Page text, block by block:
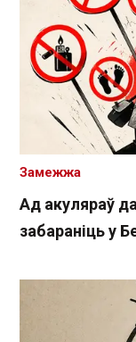
Ад акуляраў
забараніць у
Замежжа